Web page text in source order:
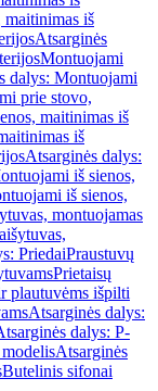
iš
Atsarginės
Montuojami
dalys: Montuojami
prie stovo,
maitinimas iš
iš
Atsarginės dalys:
iš sienos,
iš sienos,
montuojamas
PriedaiPraustuvų
Prietaisų
plautuvėms išpilti
Atsarginės dalys:
dalys: P-
Atsarginės
Butelinis sifonai